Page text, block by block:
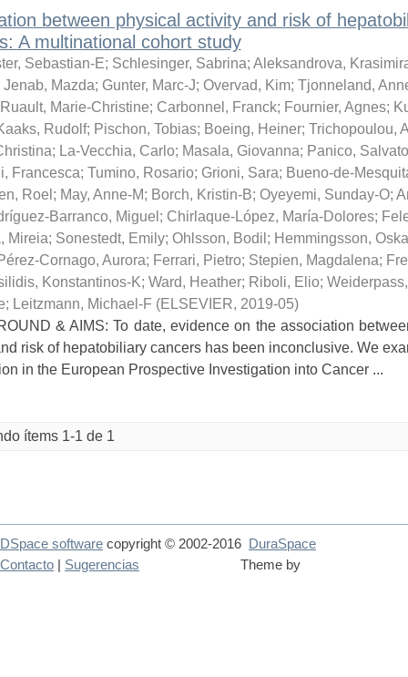
between physical activity and risk of
A multinational cohort study
Sebastian-E; Schlesinger, Sabrina; Aleksandrova,
Jenab, Mazda; Gunter, Marc-J; Overvad, Kim; Tjonneland,
Marie-Christine; Carbonnel, Franck; Fournier, Agnes;
Rudolf; Pischon, Tobias; Boeing, Heiner; Trichopoulou,
; La-Vecchia, Carlo; Masala, Giovanna; Panico,
Francesca; Tumino, Rosario; Grioni, Sara; Bueno-de-
Roel ; May, Anne-M; Borch, Kristin-B; Oyeyemi, Sunday-O;
Barranco, Miguel ; Chirlaque-López, María-Dolores;
Mireia; Sonestedt, Emily; Ohlsson, Bodil ; Hemmingsson,
Cornago, Aurora; Ferrari, Pietro; Stepien, Magdalena;
Konstantinos-K; Ward, Heather; Riboli, Elio; Weiderpass,
; Leitzmann, Michael-F (ELSEVIER, 2019-05)
& AIMS: To date, evidence on the association
risk of hepatobiliary cancers has been inconclusive. We
in the European Prospective Investigation into Cancer ...
ítems 1-1 de 1
DSpace software copyright © 2002-2016
DuraSpace
Theme by
Contacto Sugerencias